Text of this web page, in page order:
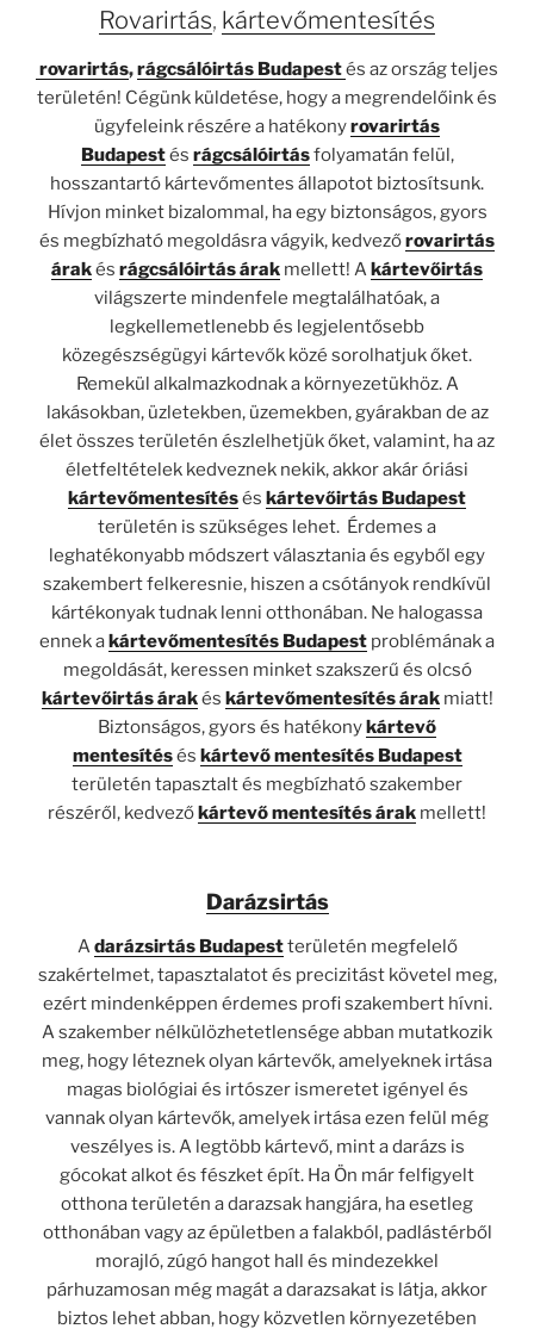
Rovarirtás, kártevőmentesítés
rovarirtás,rágcsálóirtás Budapestés az ország teljes
területén! Cégünk küldetése, hogy a megrendelőink és
ügyfeleink részére a hatékonyrovarirtás
Budapestés rágcsálóirtásfolyamatán felül,
hosszantartó kártevőmentes állapotot biztosítsunk.
Hívjon minket bizalommal, ha egy biztonságos, gyors
és megbízható megoldásra vágyik, kedvezőrovarirtás
árakés rágcsálóirtás árak mellett! A kártevőirtás
világszerte mindenfele megtalálhatóak, a
legkellemetlenebb és legjelentősebb
közegészségügyi kártevők közé sorolhatjuk őket.
Remekül alkalmazkodnak a környezetükhöz. A
lakásokban, üzletekben, üzemekben, gyárakban de az
élet összes területén észlelhetjük őket, valamint, ha az
életfeltételek kedveznek nekik, akkor akár óriási
kártevőmentesítésés kártevőirtás Budapest
területén is szükséges lehet. Érdemes a
leghatékonyabb módszert választania és egyből egy
szakembert felkeresnie, hiszen a csótányok rendkívül
kártékonyak tudnak lenni otthonában. Ne halogassa
ennek a kártevőmentesítés Budapest problémának a
megoldását, keressen minket szakszerű és olcsó
kártevőirtás árakés kártevőmentesítés árakmiatt!
Biztonságos, gyors és hatékony kártevő
mentesítésés kártevő mentesítés Budapest
területén tapasztalt és megbízható szakember
részéről, kedvező kártevő mentesítés árak mellett!
Darázsirtás
Adarázsirtás Budapestterületén megfelelő
szakértelmet, tapasztalatot és precizitást követel meg,
ezért mindenképpen érdemes profi szakembert hívni.
A szakember nélkülözhetetlensége abban mutatkozik
meg, hogy léteznek olyan kártevők, amelyeknek irtása
magas biológiai és irtószer ismeretet igényel és
vannak olyan kártevők, amelyek irtása ezen felül még
veszélyes is. A legtöbb kártevő, mint a darázs is
gócokat alkot és fészket épít. Ha Ön már felfigyelt
otthona területén a darazsak hangjára, ha esetleg
otthonában vagy az épületben a falakból, padlástérből
morajló, zúgó hangot hall és mindezekkel
párhuzamosan még magát a darazsakat is látja, akkor
biztos lehet abban, hogy közvetlen környezetében